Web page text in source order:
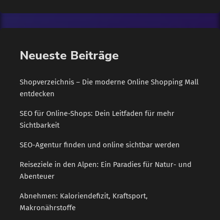
kein Zufall. Wie in einem realen Einkaufszentrum profitieren
Neueste Beiträge
Shopverzeichnis – Die moderne Online Shopping Mall
entdecken
SEO für Online-Shops: Dein Leitfaden für mehr
Sichtbarkeit
SEO-Agentur finden und online sichtbar werden
Reiseziele in den Alpen: Ein Paradies für Natur- und
Abenteuer
Abnehmen: Kaloriendefizit, Kraftsport,
Makronährstoffe